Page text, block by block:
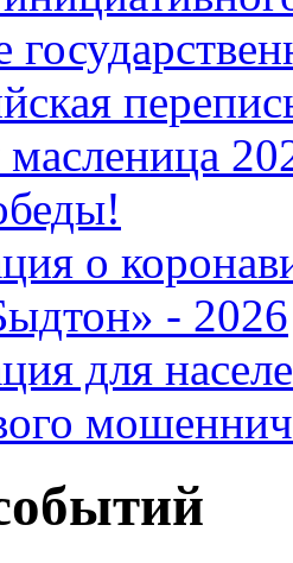
о
- 2026
для